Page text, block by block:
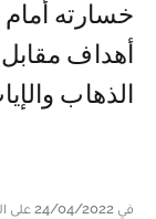
خسارته أمام
أهداف
الذهاب
في 24/04/2022 على الساعة 12:48